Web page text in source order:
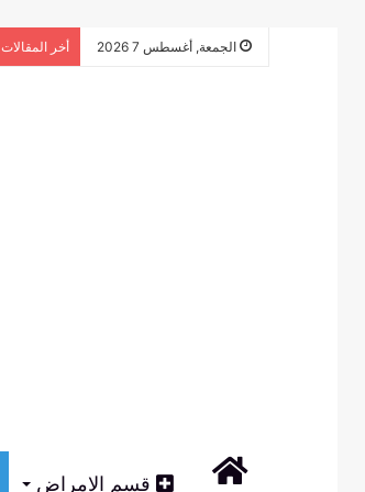
الجمعة, أغسطس 7 2026 أخر المقالات
الرئيسيةقسم الامراض